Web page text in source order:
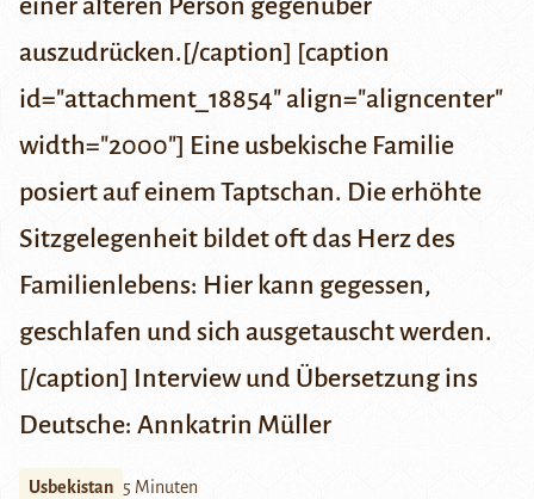
einer älteren Person gegenüber
auszudrücken.[/caption] [caption
id="attachment_18854" align="aligncenter"
width="2000"] Eine usbekische Familie
posiert auf einem Taptschan. Die erhöhte
Sitzgelegenheit bildet oft das Herz des
Familienlebens: Hier kann gegessen,
geschlafen und sich ausgetauscht werden.
[/caption] Interview und Übersetzung ins
Deutsche: Annkatrin Müller
Usbekistan 5 Minuten